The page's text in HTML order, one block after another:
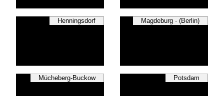
Henningsdorf Magdeburg - (Berlin)
Mücheberg-Buckow Potsdam